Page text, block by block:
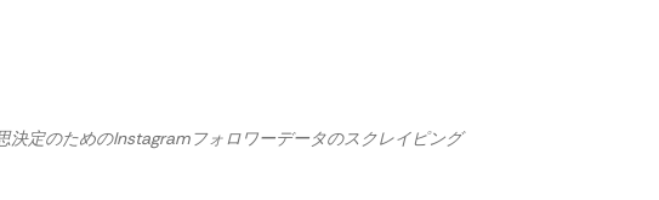
決定のためのInstagramフォロワーデータのスクレイピング